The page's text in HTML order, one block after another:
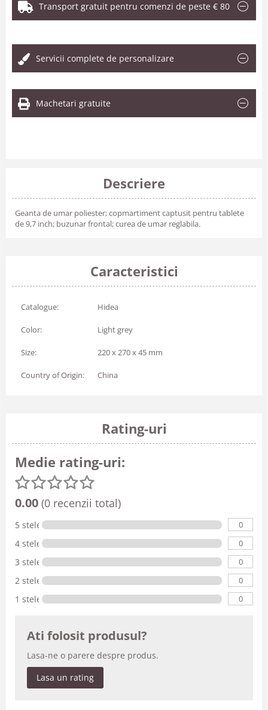
Transport gratuit pentru comenzi de peste € 80
Servicii complete de personalizare
Machetari gratuite
Descriere
Geanta de umar poliester; copmartiment captusit pentru tablete
de 9,7 inch; buzunar frontal; curea de umar reglabila.
Caracteristici
Catalogue: Hidea
Color: Light grey
Size: 220 x 270 x 45 mm
Country of Origin: China
Rating-uri
Medie rating-uri:
0.00 (0 recenzii total)
5 stele 0
4 stele 0
3 stele 0
2 stele 0
1 stele 0
Ati folosit produsul?
Lasa-ne o parere despre produs.
Lasa un rating